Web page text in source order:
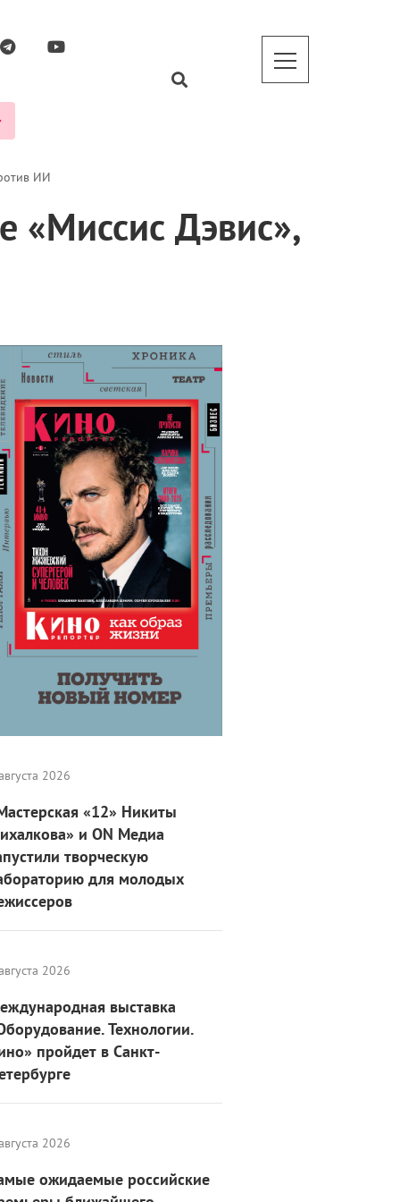
ИИ
«Миссис Дэвис»,
2026
«12» Никиты
и ON Медиа
творческую
для молодых
2026
выставка
Технологии.
пройдет в Санкт-
2026
ожидаемые российские